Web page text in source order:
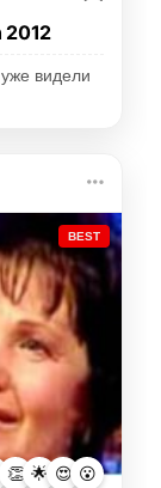
2012
видели
BEST
👏 🌟 😍 😮